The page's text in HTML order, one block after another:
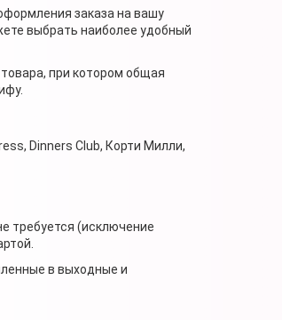
заказа на вашу
выбрать наиболее удобный
при котором общая
Dinners Club, Корти Милли,
требуется (исключение
в выходные и